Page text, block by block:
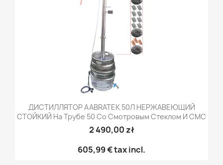
ДИСТИЛЛЯТОР AABRATEK 50Л НЕРЖАВЕЮЩИЙ
СТОЙКИЙ На Трубе 50 Со Смотровым Стеклом И СМС
2 490,00 zł
605,99 €tax incl.